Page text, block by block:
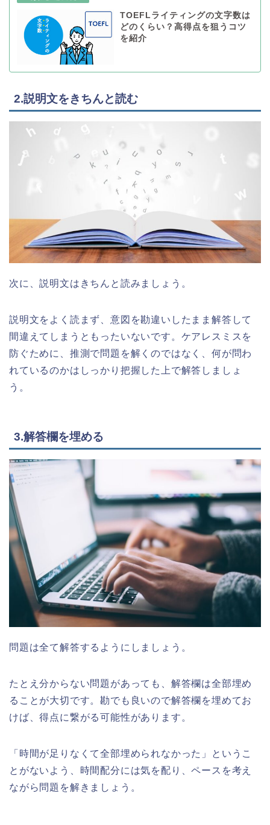
TOEFLライティングの文字数は
どのくらい？高得点を狙うコツ
を紹介
2.説明文をきちんと読む
次に、説明文はきちんと読みましょう。
説明文をよく読まず、意図を勘違いしたまま解答して
間違えてしまうともったいないです。ケアレスミスを
防ぐために、推測で問題を解くのではなく、何が問わ
れているのかはしっかり把握した上で解答しましょ
う。
3.解答欄を埋める
問題は全て解答するようにしましょう。
たとえ分からない問題があっても、解答欄は全部埋め
ることが大切です。勘でも良いので解答欄を埋めてお
けば、得点に繋がる可能性があります。
「時間が足りなくて全部埋められなかった」というこ
とがないよう、時間配分には気を配り、ペースを考え
ながら問題を解きましょう。